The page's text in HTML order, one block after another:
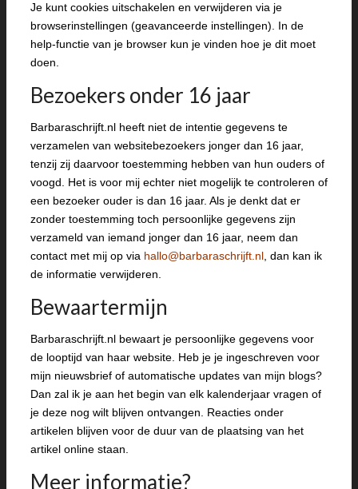
Je kunt cookies uitschakelen en verwijderen via je
browserinstellingen (geavanceerde instellingen). In de
help-functie van je browser kun je vinden hoe je dit moet
doen.
Bezoekers onder 16 jaar
Barbaraschrijft.nl heeft niet de intentie gegevens te
verzamelen van websitebezoekers jonger dan 16 jaar,
tenzij zij daarvoor toestemming hebben van hun ouders of
voogd. Het is voor mij echter niet mogelijk te controleren of
een bezoeker ouder is dan 16 jaar. Als je denkt dat er
zonder toestemming toch persoonlijke gegevens zijn
verzameld van iemand jonger dan 16 jaar, neem dan
contact met mij op via hallo@barbaraschrijft.nl , dan kan ik
de informatie verwijderen.
Bewaartermijn
Barbaraschrijft.nl bewaart je persoonlijke gegevens voor
de looptijd van haar website. Heb je je ingeschreven voor
mijn nieuwsbrief of automatische updates van mijn blogs?
Dan zal ik je aan het begin van elk kalenderjaar vragen of
je deze nog wilt blijven ontvangen. Reacties onder
artikelen blijven voor de duur van de plaatsing van het
artikel online staan.
Meer informatie?